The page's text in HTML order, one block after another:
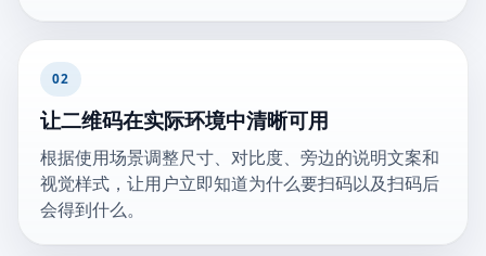
02
让二维码在实际环境中清晰可用
根据使用场景调整尺寸、对比度、旁边的说明文案和
视觉样式，让用户立即知道为什么要扫码以及扫码后
会得到什么。